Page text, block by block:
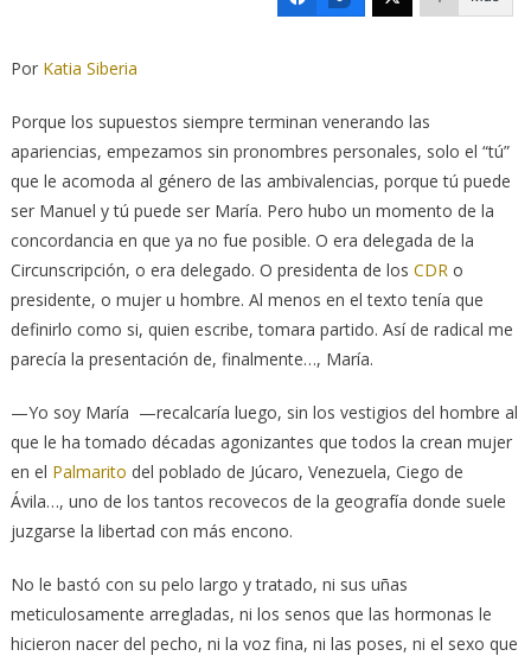
Por Katia Siberia
Porque los supuestos siempre terminan venerando las
apariencias, empezamos sin pronombres personales, solo el “tú”
que le acomoda al género de las ambivalencias, porque tú puede
ser Manuel y tú puede ser María. Pero hubo un momento de la
concordancia en que ya no fue posible. O era delegada de la
Circunscripción, o era delegado. O presidenta de los CDR o
presidente, o mujer u hombre. Al menos en el texto tenía que
definirlo como si, quien escribe, tomara partido. Así de radical me
parecía la presentación de, finalmente…, María.
—Yo soy María —recalcaría luego, sin los vestigios del hombre al
que le ha tomado décadas agonizantes que todos la crean mujer
en el Palmarito del poblado de Júcaro, Venezuela, Ciego de
Ávila…, uno de los tantos recovecos de la geografía donde suele
juzgarse la libertad con más encono.
No le bastó con su pelo largo y tratado, ni sus uñas
meticulosamente arregladas, ni los senos que las hormonas le
hicieron nacer del pecho, ni la voz fina, ni las poses, ni el sexo que